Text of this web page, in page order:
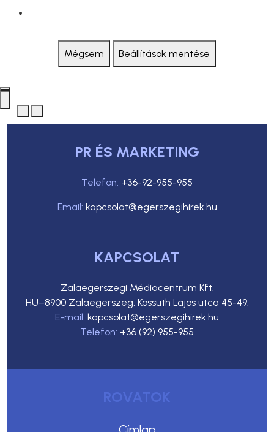
Mégsem Beállítások mentése
PR ÉS MARKETING
Telefon: +36-92-955-955
Email: kapcsolat@egerszegihirek.hu
KAPCSOLAT
Zalaegerszegi Médiacentrum Kft.
HU–8900 Zalaegerszeg, Kossuth Lajos utca 45-49.
E-mail: kapcsolat@egerszegihirek.hu
Telefon: +36 (92) 955-955
ROVATOK